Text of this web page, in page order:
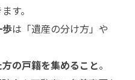
す。
は「遺産の分け方」や
の戸籍を集めること。